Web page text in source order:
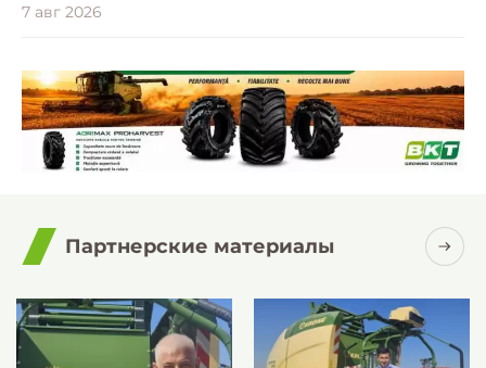
7 авг 2026
Партнерские материалы